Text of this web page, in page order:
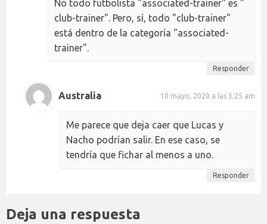
No todo futbolista "associated-trainer" es "
club-trainer". Pero, sí, todo "club-trainer"
está dentro de la categoría "associated-
trainer".
Responder
Australia 10 mayo, 2020 a las 3:25 am
Me parece que deja caer que Lucas y
Nacho podrían salir. En ese caso, se
tendría que fichar al menos a uno.
Responder
Deja una respuesta